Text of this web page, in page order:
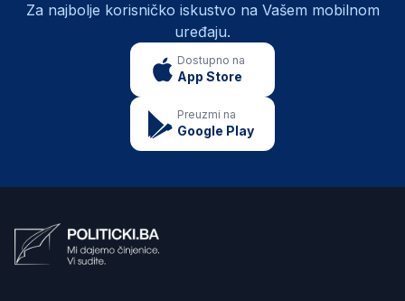
Za najbolje korisničko iskustvo na Vašem mobilnom
uređaju.
Dostupno na
App Store
Preuzmi na
Google Play